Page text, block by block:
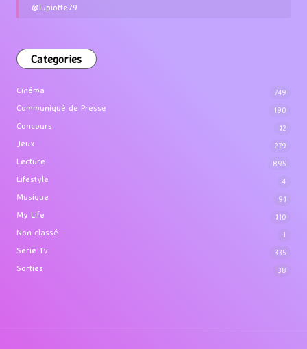
@lupiotte79
Categories
Cinéma 749
Communiqué de Presse 190
Concours 12
Jeux 279
Lecture 895
Lifestyle 4
Musique 91
My Life 110
Non classé 1
Serie Tv 335
Sorties 38